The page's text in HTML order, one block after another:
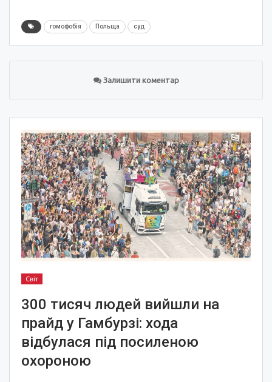
гомофобія Польща суд
Залишити коментар
Світ
300 тисяч людей вийшли на
прайд у Гамбурзі: хода
відбулася під посиленою
охороною